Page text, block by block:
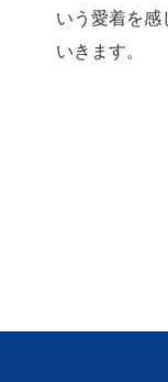
いう愛着を
いきます。